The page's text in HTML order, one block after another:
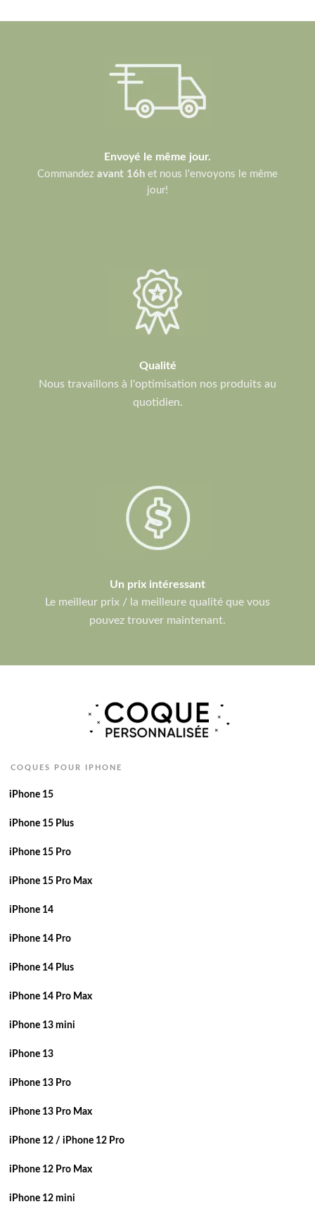
Envoyé le même jour.
Commandez avant 16h et nous l'envoyons le même
jour!
Qualité
Nous travaillons à l'optimisation nos produits au
quotidien.
Un prix intéressant
Le meilleur prix / la meilleure qualité que vous
pouvez trouver maintenant.
COQUES POUR IPHONE
iPhone 15
iPhone 15 Plus
iPhone 15 Pro
iPhone 15 Pro Max
iPhone 14
iPhone 14 Pro
iPhone 14 Plus
iPhone 14 Pro Max
iPhone 13 mini
iPhone 13
iPhone 13 Pro
iPhone 13 Pro Max
iPhone 12 / iPhone 12 Pro
iPhone 12 Pro Max
iPhone 12 mini